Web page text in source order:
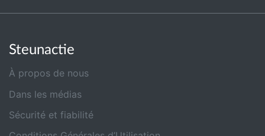
Steunactie
À propos de nous
Dans les médias
Sécurité et fiabilité